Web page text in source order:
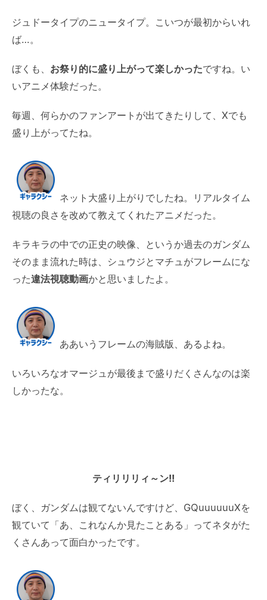
ジュドータイプのニュータイプ。こいつが最初からいれ
ば…。
ぼくも、 お祭り的に盛り上がって楽しかったですね。い
いアニメ体験だった。
毎週、何らかのファンアートが出てきたりして、Xでも
盛り上がってたね。
ネット大盛り上がりでしたね。リアルタイム
視聴の良さを改めて教えてくれたアニメだった。
キラキラの中での正史の映像、というか過去のガンダム
そのまま流れた時は、シュウジとマチュがフレームにな
った違法視聴動画かと思いましたよ。
ああいうフレームの海賊版、あるよね。
いろいろなオマージュが最後まで盛りだくさんなのは楽
しかったな。
ティリリリィ～ン!!
ぼく、ガンダムは観てないんですけど、GQuuuuuuXを
観ていて「あ、これなんか見たことある」ってネタがた
くさんあって面白かったです。